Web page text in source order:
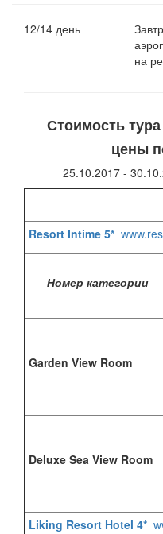
12/14 день
на
Стоимость
цены
25.10.2017 -
Resort Intime 5*
Номер категории
Garden View Room
Deluxe Sea View Room
Liking Resort Hotel 4*